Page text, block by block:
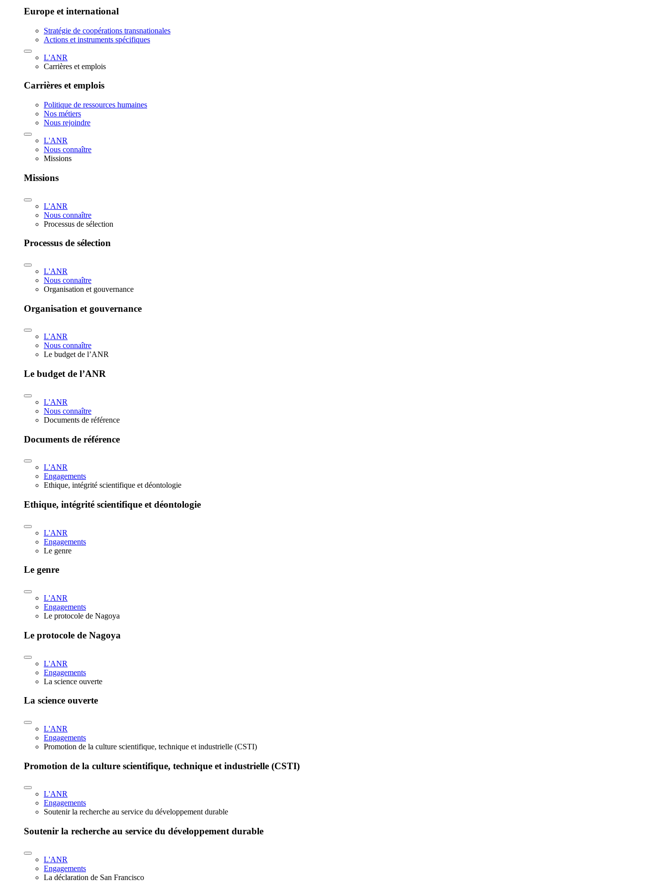
Europe et international
Stratégie de coopérations transnationales
Actions et instruments spécifiques
L'ANR
Carrières et emplois
Carrières et emplois
Politique de ressources humaines
Nos métiers
Nous rejoindre
L'ANR
Nous connaître
Missions
Missions
L'ANR
Nous connaître
Processus de sélection
Processus de sélection
L'ANR
Nous connaître
Organisation et gouvernance
Organisation et gouvernance
L'ANR
Nous connaître
Le budget de l’ANR
Le budget de l’ANR
L'ANR
Nous connaître
Documents de référence
Documents de référence
L'ANR
Engagements
Ethique, intégrité scientifique et déontologie
Ethique, intégrité scientifique et déontologie
L'ANR
Engagements
Le genre
Le genre
L'ANR
Engagements
Le protocole de Nagoya
Le protocole de Nagoya
L'ANR
Engagements
La science ouverte
La science ouverte
L'ANR
Engagements
Promotion de la culture scientifique, technique et industrielle (CSTI)
Promotion de la culture scientifique, technique et industrielle (CSTI)
L'ANR
Engagements
Soutenir la recherche au service du développement durable
Soutenir la recherche au service du développement durable
L'ANR
Engagements
La déclaration de San Francisco